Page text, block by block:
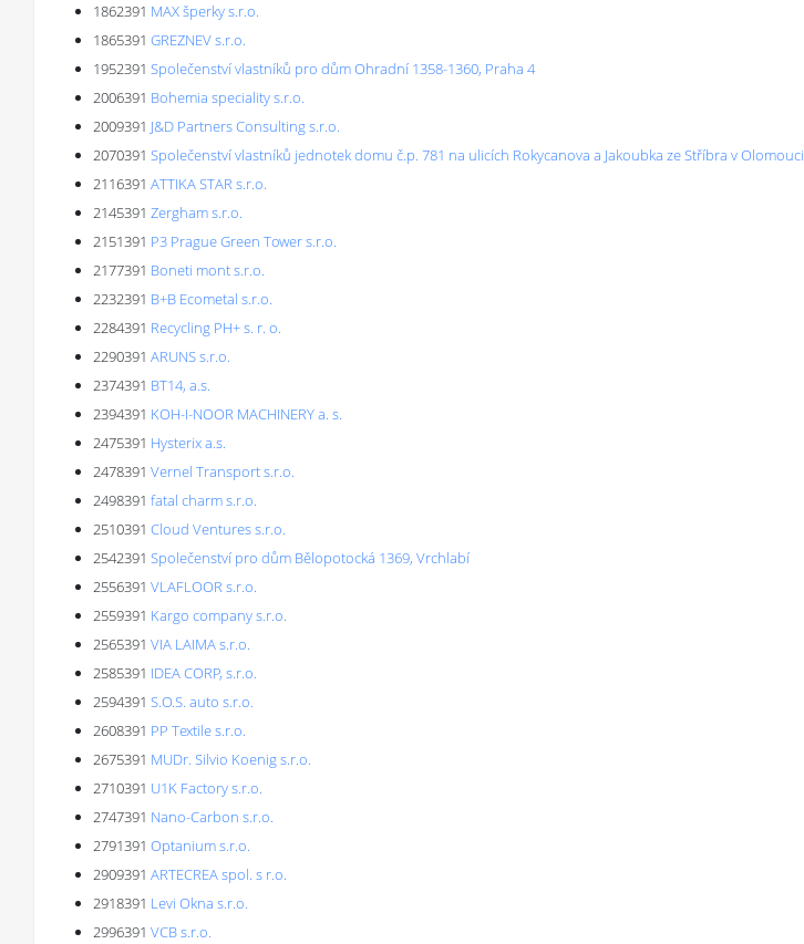
1862391 MAX šperky s.r.o.
1865391 GREZNEV s.r.o.
1952391 Společenství vlastníků pro dům Ohradní 1358-1360, Praha 4
2006391 Bohemia speciality s.r.o.
2009391 J&D Partners Consulting s.r.o.
2070391 Společenství vlastníků jednotek domu č.p. 781 na ulicích Rokycanova a Jakoubka ze Stříbra v Olomouci
2116391 ATTIKA STAR s.r.o.
2145391 Zergham s.r.o.
2151391 P3 Prague Green Tower s.r.o.
2177391 Boneti mont s.r.o.
2232391 B+B Ecometal s.r.o.
2284391 Recycling PH+ s. r. o.
2290391 ARUNS s.r.o.
2374391 BT14, a.s.
2394391 KOH-I-NOOR MACHINERY a. s.
2475391 Hysterix a.s.
2478391 Vernel Transport s.r.o.
2498391 fatal charm s.r.o.
2510391 Cloud Ventures s.r.o.
2542391 Společenství pro dům Bělopotocká 1369, Vrchlabí
2556391 VLAFLOOR s.r.o.
2559391 Kargo company s.r.o.
2565391 VIA LAIMA s.r.o.
2585391 IDEA CORP, s.r.o.
2594391 S.O.S. auto s.r.o.
2608391 PP Textile s.r.o.
2675391 MUDr. Silvio Koenig s.r.o.
2710391 U1K Factory s.r.o.
2747391 Nano-Carbon s.r.o.
2791391 Optanium s.r.o.
2909391 ARTECREA spol. s r.o.
2918391 Levi Okna s.r.o.
2996391 VCB s.r.o.